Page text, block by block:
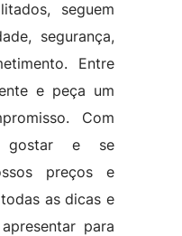
seguem
segurança,
Entre
e peça um
Com
gostar e se
preços e
as dicas e
para